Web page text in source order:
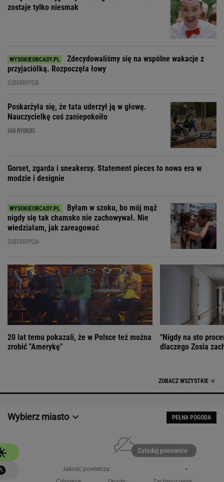
zostaje tylko niesmak
Zdecydowaliśmy się na wspólne wakacje z
przyjaciółką. Rozpoczęła łowy
SUBSKRYPCJA
Poskarżyła się, że tata uderzył ją w głowę.
Nauczycielkę coś zaniepokoiło
JAN RYBICKI
Gorset, zgarda i sneakersy. Statement pieces to nowa era w
modzie i designie
Byłam w szoku, bo mój mąż
nigdy się tak chamsko nie zachowywał. Nie
wiedziałam, jak zareagować
SUBSKRYPCJA
20 lat temu pokazali, że w Polsce też można
zrobić "Amerykę"
"Nigdy na sto
dlaczego Zosia
ZOBACZ WSZYSTKIE
Wybierz miasto PEŁNA POGODA
Załaduj ponownie
Jakość powietrza:
-